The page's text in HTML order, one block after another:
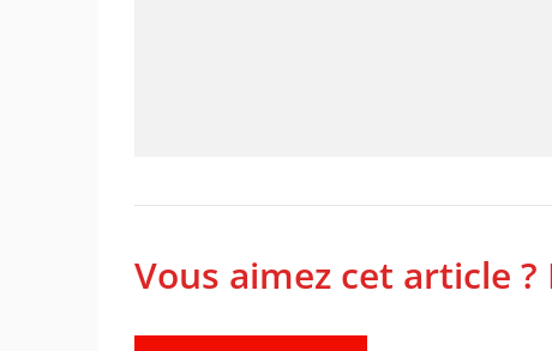
Vous aimez cet article ?